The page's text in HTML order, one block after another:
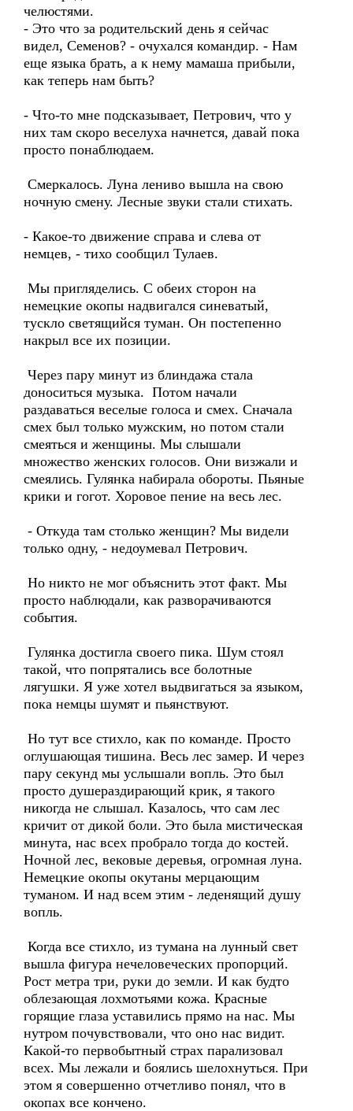
челюстями.
- Это что за родительский день я сейчас
видел, Семенов? - очухался командир. - Нам
еще языка брать, а к нему мамаша прибыли,
как теперь нам быть?
- Что-то мне подсказывает, Петрович, что у
них там скоро веселуха начнется, давай пока
просто понаблюдаем.
Смеркалось. Луна лениво вышла на свою
ночную смену. Лесные звуки стали стихать.
- Какое-то движение справа и слева от
немцев, - тихо сообщил Тулаев.
Мы пригляделись. С обеих сторон на
немецкие окопы надвигался синеватый,
тускло светящийся туман. Он постепенно
накрыл все их позиции.
Через пару минут из блиндажа стала
доноситься музыка. Потом начали
раздаваться веселые голоса и смех. Сначала
смех был только мужским, но потом стали
смеяться и женщины. Мы слышали
множество женских голосов. Они визжали и
смеялись. Гулянка набирала обороты. Пьяные
крики и гогот. Хоровое пение на весь лес.
- Откуда там столько женщин? Мы видели
только одну, - недоумевал Петрович.
Но никто не мог объяснить этот факт. Мы
просто наблюдали, как разворачиваются
события.
Гулянка достигла своего пика. Шум стоял
такой, что попрятались все болотные
лягушки. Я уже хотел выдвигаться за языком,
пока немцы шумят и пьянствуют.
Но тут все стихло, как по команде. Просто
оглушающая тишина. Весь лес замер. И через
пару секунд мы услышали вопль. Это был
просто душераздирающий крик, я такого
никогда не слышал. Казалось, что сам лес
кричит от дикой боли. Это была мистическая
минута, нас всех пробрало тогда до костей.
Ночной лес, вековые деревья, огромная луна.
Немецкие окопы окутаны мерцающим
туманом. И над всем этим - леденящий душу
вопль.
Когда все стихло, из тумана на лунный свет
вышла фигура нечеловеческих пропорций.
Рост метра три, руки до земли. И как будто
облезающая лохмотьями кожа. Красные
горящие глаза уставились прямо на нас. Мы
нутром почувствовали, что оно нас видит.
Какой-то первобытный страх парализовал
всех. Мы лежали и боялись шелохнуться. При
этом я совершенно отчетливо понял, что в
окопах все кончено.